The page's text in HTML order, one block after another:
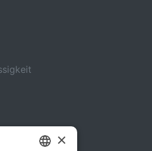
×